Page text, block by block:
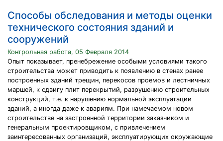
Способы обследования и методы оценки
технического состояния зданий и
сооружений
Контрольная работа, 05 Февраля 2014
Опыт показывает, пренебрежение особыми условиями такого
строительства может приводить к появлению в стенах ранее
построенных зданий трещин, перекосов проемов и лестничных
маршей, к сдвигу плит перекрытий, разрушению строительных
конструкций, т.е. к нарушению нормальной эксплуатации
зданий, а иногда даже к авариям. При намечаемом новом
строительстве на застроенной территории заказчиком и
генеральным проектировщиком, с привлечением
заинтересованных организаций, эксплуатирующих окружающие